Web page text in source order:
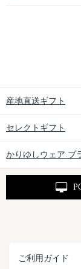
産地直送ギフト
セレクトギフト
かりゆしウェア ブ
ご利用ガイド